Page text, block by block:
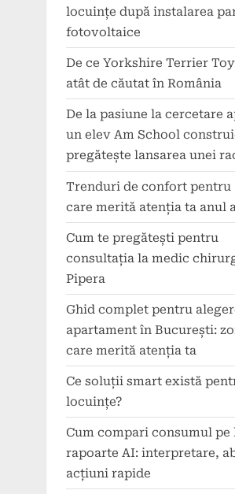
locuințe după instalarea
fotovoltaice
De ce Yorkshire Terrier
atât de căutat în România
De la pasiune la cercetare
un elev Am School
pregătește lansarea unei
Trenduri de confort pentru
care merită atenția ta anul
Cum te pregătești pentru
consultația la medic
Pipera
Ghid complet pentru
apartament în București:
care merită atenția ta
Ce soluții smart există
locuințe?
Cum compari consumul pe
rapoarte AI: interpretare,
acțiuni rapide